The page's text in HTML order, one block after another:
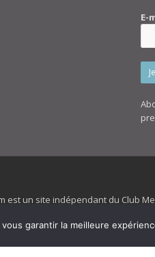
E-
est un site indépendant du Club
marque déposée. Spirit 45 et
: www.clubmed.fr Les images de
garantir la meilleure